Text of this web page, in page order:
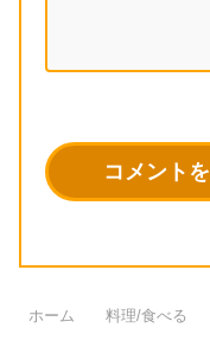
ホーム 料理/食べる